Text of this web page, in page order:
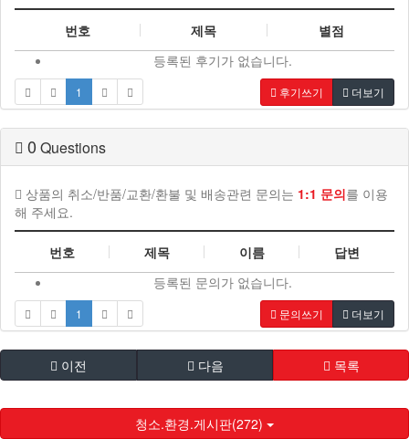
번호 제목
별점
등록된 후기가 없습니다.
1 후기쓰기 더보기
0 Questions
상품의 취소/반품/교환/환불 및 배송관련 문의는 1:1 문의를 이용
해 주세요.
번호 제목 이름
답변
등록된 문의가 없습니다.
1 문의쓰기 더보기
이전 다음 목록
청소.환경.게시판(272)